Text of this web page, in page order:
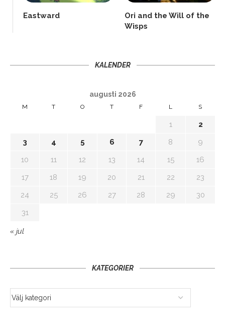
Eastward
Ori and the Will of the
Wisps
KALENDER
augusti 2026
M T O T F L S
1
2
3
4 5 6 7 8
9
10
11 12 13 14 15
16
17
18 19 20 21 22
23
24
25 26 27 28 29
30
31
« jul
KATEGORIER